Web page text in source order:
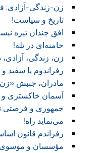
زن-زندگی-آزادی:
تاریخ و سیاست!
افق چندان تیره
خامنه‌ای در تله!
زن، زندگی،
رفراندوم یا سفید
مادران، جنبش
آسمان خاکستری و
جمهوری و فرصتی
می‌نماید راه!
رفراندم قانون
مؤسسان و موسوی،